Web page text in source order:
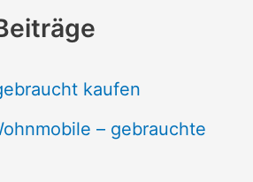
kaufen
– gebrauchte